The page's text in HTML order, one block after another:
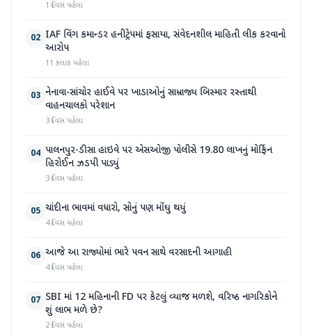
1 દિવસ પહેલા
02 IAF વિંગ કમાન્ડર હનીટ્રેપમાં ફસાયા, સંવેદનશીલ માહિતી લીક કરવાનો
આરોપ
11 કલાક પહેલા
03 નેનાવા-સાંચોર હાઈવે પર ખાડાઓનું સામ્રાજ્ય બિસ્માર રસ્તાથી
વાહનચાલકો પરેશાન
3 દિવસ પહેલા
04 પાલનપુર-ડીસા હાઇવે પર એસઓજી પોલીસે 19.80 લાખનું મોર્ફિન
હિરોઈન ઝડપી પાડ્યું
3 દિવસ પહેલા
05 ચાંદીના ભાવમાં વધારો, સોનું પણ મોંઘુ થયું
4 દિવસ પહેલા
06 આજે આ રાજ્યોમાં ભારે પવન સાથે વરસાદની આગાહી
4 દિવસ પહેલા
07 SBI માં 12 મહિનાની FD પર કેટલું વ્યાજ મળશે, વરિષ્ઠ નાગરિકોને
શું લાભ મળે છે?
2 દિવસ પહેલા